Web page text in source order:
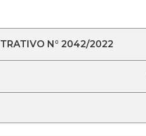
N° 2042/2022